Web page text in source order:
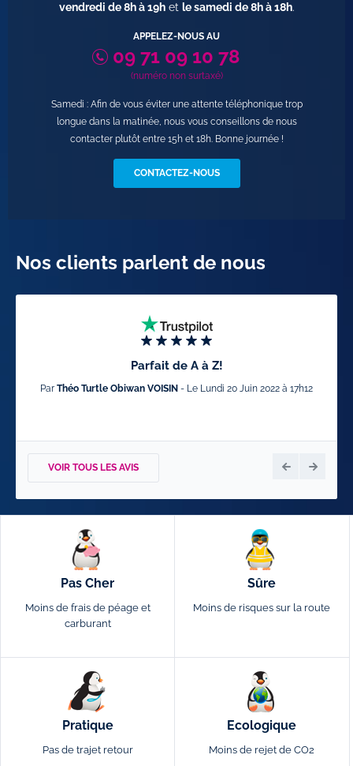
vendredi de 8h à 19het le samedi de 8h à 18h.
APPELEZ-NOUS AU
09 71 09 10 78
(numéro non surtaxé)
Samedi : Afin de vous éviter une attente téléphonique trop
longue dans la matinée, nous vous conseillons de nous
contacter plutôt entre 15h et 18h. Bonne journée !
CONTACTEZ-NOUS
Nos clients parlent de nous
Parfait de A à Z!
Par Théo Turtle Obiwan VOISIN - Le Lundi 20 Juin 2022 à 17h12
VOIR TOUS LES AVIS
Pas Cher
Moins de frais de péage et
carburant
Sûre
Moins de risques sur la route
Pratique
Pas de trajet retour
Ecologique
Moins de rejet de CO2